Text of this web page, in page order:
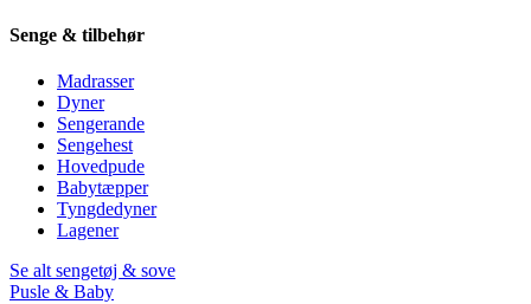
Senge & tilbehør
Madrasser
Dyner
Sengerande
Sengehest
Hovedpude
Babytæpper
Tyngdedyner
Lagener
Se alt sengetøj & sove
Pusle & Baby